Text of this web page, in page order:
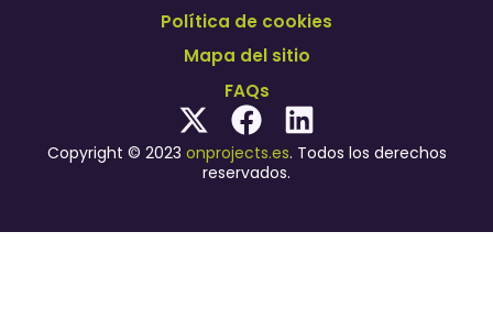
Política de cookies
Mapa del sitio
FAQs
Copyright © 2023 onprojects.es. Todos los derechos
reservados.